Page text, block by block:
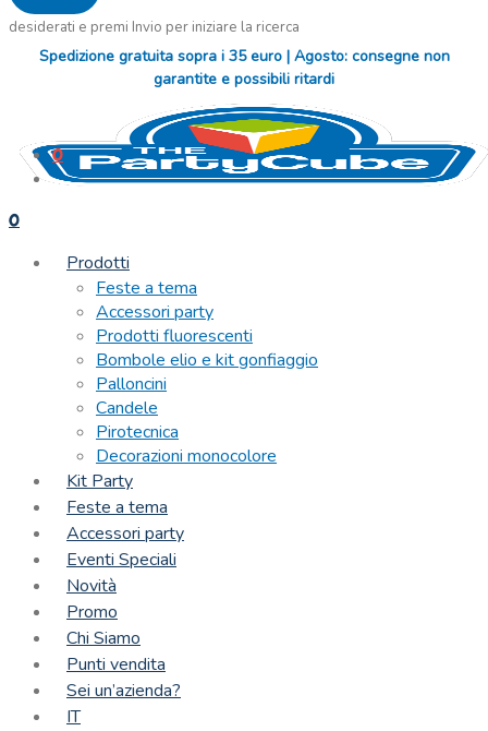
desiderati e premi Invio per iniziare la ricerca
Spedizione gratuita sopra i 35 euro | Agosto: consegne non
garantite e possibili ritardi
0
0
Prodotti
Feste a tema
Accessori party
Prodotti fluorescenti
Bombole elio e kit gonfiaggio
Palloncini
Candele
Pirotecnica
Decorazioni monocolore
Kit Party
Feste a tema
Accessori party
Eventi Speciali
Novità
Promo
Chi Siamo
Punti vendita
Sei un’azienda?
IT